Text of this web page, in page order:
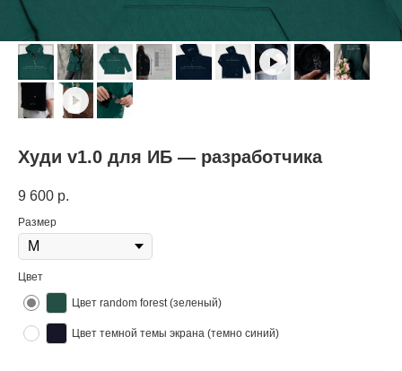
Худи v1.0 для ИБ — разработчика
9 600 р.
Размер
Цвет
Цвет random forest (зеленый)
Цвет темной темы экрана (темно синий)